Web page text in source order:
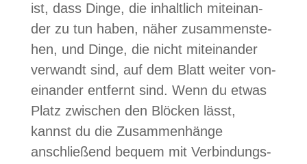
ist, dass Dinge, die inhalt­lich mit­ein­an­
der zu tun haben, näher zusam­men­ste­
hen, und Dinge, die nicht mit­ein­an­der
ver­wandt sind, auf dem Blatt wei­ter von­
ein­an­der ent­fernt sind. Wenn du etwas
Platz zwi­schen den Blö­cken lässt,
kannst du die Zusam­men­hänge
anschlie­ßend bequem mit Ver­bin­dungs­